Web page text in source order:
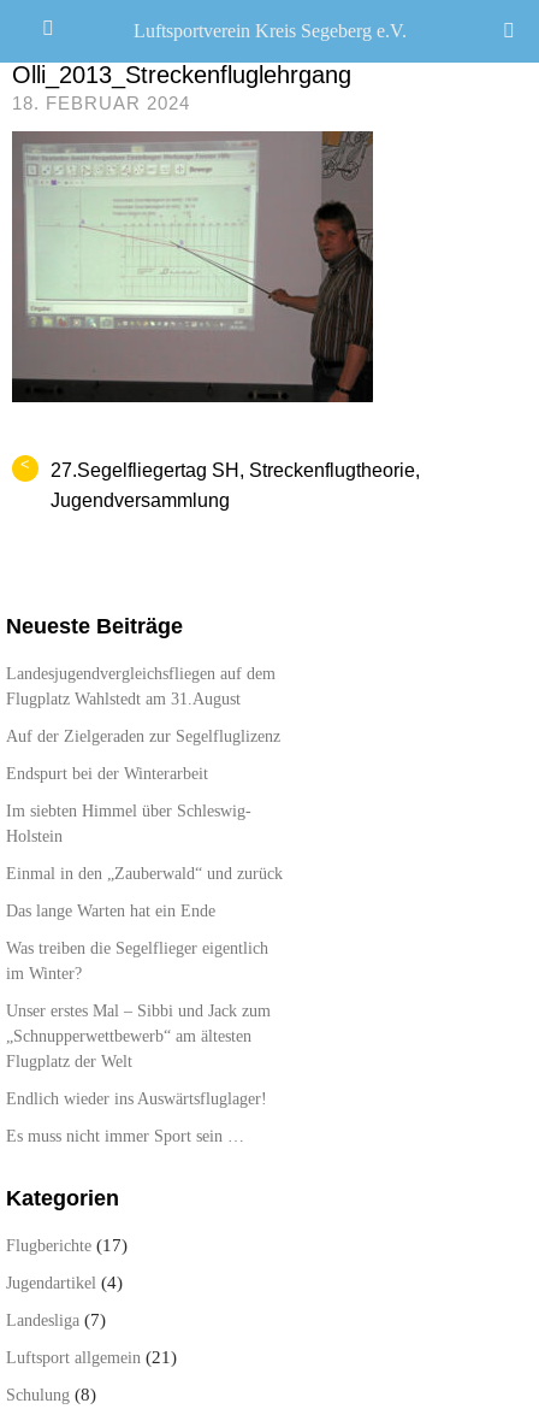
Olli_2013_Streckenfluglehrgang
18. FEBRUAR 2024
<
27.Segelfliegertag SH, Streckenflugtheorie,
Jugendversammlung
Neueste Beiträge
Landesjugendvergleichsfliegen auf dem
Flugplatz Wahlstedt am 31.August
Auf der Zielgeraden zur Segelfluglizenz
Endspurt bei der Winterarbeit
Im siebten Himmel über Schleswig-
Holstein
Einmal in den „Zauberwald“ und zurück
Das lange Warten hat ein Ende
Was treiben die Segelflieger eigentlich
im Winter?
Unser erstes Mal – Sibbi und Jack zum
„Schnupperwettbewerb“ am ältesten
Flugplatz der Welt
Endlich wieder ins Auswärtsfluglager!
Es muss nicht immer Sport sein …
Kategorien
Flugberichte (17)
Jugendartikel (4)
Landesliga (7)
Luftsport allgemein (21)
Schulung (8)
Luftsportverein Kreis Segeberg e.V.